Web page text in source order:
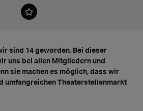
sind 14 geworden. Bei dieser
uns bei allen Mitgliedern und
sie machen es möglich, dass wir
umfangreichen Theaterstellenmarkt